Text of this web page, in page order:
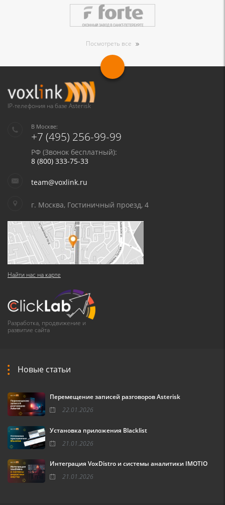
Посмотреть все
IP-телефония на базе Asterisk
В Москве:
+7 (495) 256-99-99
РФ (Звонок бесплатный):
8 (800) 333-75-33
team@voxlink.ru
г. Москва, Гостиничный проезд, 4
Найти нас на карте
Разработка, продвижение и
развитие сайта
Новые статьи
Перемещение записей разговоров Asterisk
22.01.2026
Установка приложения Blacklist
21.01.2026
Интеграция VoxDistro и системы аналитики IMOTIO
21.01.2026